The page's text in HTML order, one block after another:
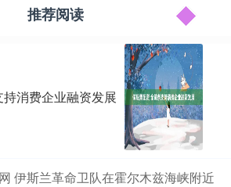
推荐阅读
消费企业融资发展
伊斯兰革命卫队在霍尔木兹海峡附近